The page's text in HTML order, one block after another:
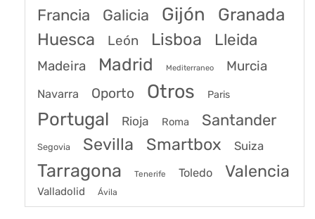
Francia Galicia Gijón Granada
Huesca León Lisboa Lleida
Madeira Madrid Mediterraneo Murcia
Navarra Oporto Otros Paris
Portugal Rioja Roma Santander
Segovia Sevilla Smartbox Suiza
Tarragona Tenerife Toledo Valencia
Valladolid Ávila